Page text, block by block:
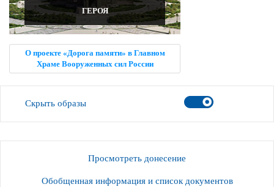
ГЕРОЯ
О проекте «Дорога памяти» в Главном
Храме Вооруженных сил России
Скрыть образы
Просмотреть донесение
Обобщенная информация и список документов